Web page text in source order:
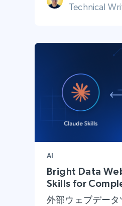
Technical
AI
Bright Data
Skills for
外部ウェブデー